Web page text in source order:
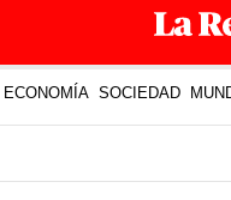
ECONOMÍA SOCIEDAD